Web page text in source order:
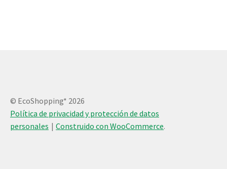
© EcoShopping* 2026
Política de privacidad y protección de datos
personales
Construido con WooCommerce.